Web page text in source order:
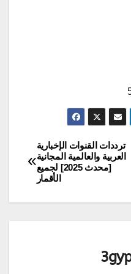
ترددات القنوات الإخبارية
العربية والعالمية المجانية
[محدث 2025] لجميع
الأقمار